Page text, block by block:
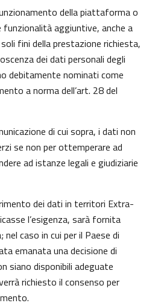
della piattaforma o
funzionalità aggiuntive, anche a
fini della prestazione richiesta,
dei dati personali degli
debitamente nominati come
a norma dell’art. 28 del
di cui sopra, i dati non
se non per ottemperare ad
ad istanze legali e giudiziarie
dei dati in territori Extra-
l’esigenza, sarà fornita
caso in cui per il Paese di
emanata una decisione di
siano disponibili adeguate
richiesto il consenso per